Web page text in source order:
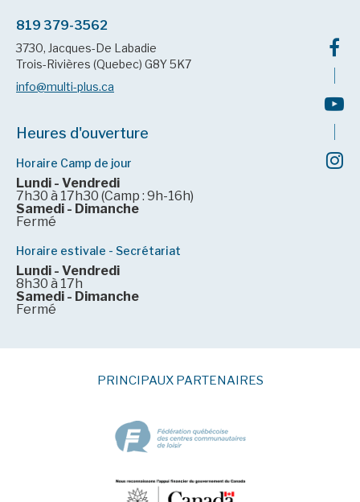
819 379-3562
3730, Jacques-De Labadie
Trois-Rivières (Quebec) G8Y 5K7
info@multi-plus.ca
Heures d'ouverture
Horaire Camp de jour
Lundi - Vendredi
7h30 à 17h30 (Camp : 9h-16h)
Samedi - Dimanche
Fermé
Horaire estivale - Secrétariat
Lundi - Vendredi
8h30 à 17h
Samedi - Dimanche
Fermé
PRINCIPAUX PARTENAIRES